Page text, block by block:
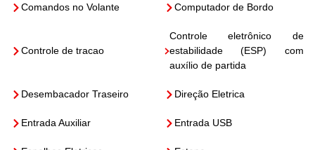
Comandos no Volante Computador de Bordo
Controle de tracao
Controle eletrônico de
estabilidade (ESP) com
auxílio de partida
Desembacador Traseiro Direção Eletrica
Entrada Auxiliar Entrada USB